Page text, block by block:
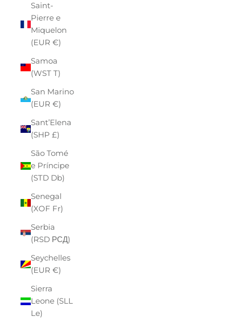
Saint-
Pierre e
Miquelon
(EUR €)
Samoa
(WST T)
San Marino
(EUR €)
Sant’Elena
(SHP £)
São Tomé
e Príncipe
(STD Db)
Senegal
(XOF Fr)
Serbia
(RSD РСД)
Seychelles
(EUR €)
Sierra
Leone (SLL
Le)